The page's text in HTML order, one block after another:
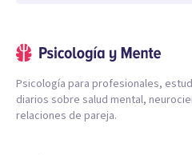
Psicología para profesionales,
diarios sobre salud mental,
relaciones de pareja.